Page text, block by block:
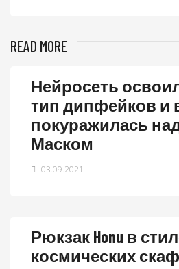
READ MORE
Нейросеть
тип дипфейков и
покуражилась
Маском
03.09.2021
Рюкзак Honu в
космических